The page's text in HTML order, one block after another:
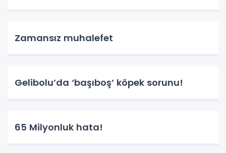
Zamansız muhalefet
Gelibolu’da ‘başıboş’ köpek sorunu!
65 Milyonluk hata!